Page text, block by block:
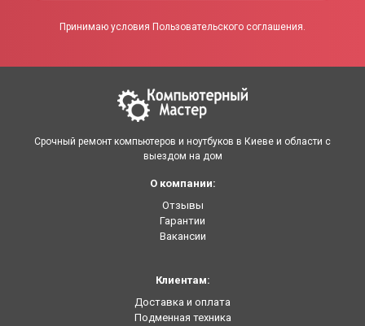
Принимаю условия Пользовательского соглашения.
Срочный ремонт компьютеров и ноутбуков в Киеве и области с
выездом на дом
О компании:
Отзывы
Гарантии
Вакансии
Клиентам:
Доставка и оплата
Подменная техника